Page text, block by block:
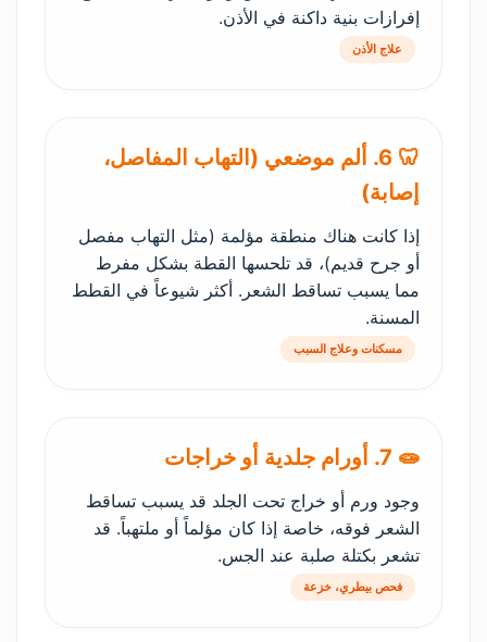
إفرازات بنية داكنة في الأذن.
علاج الأذن
🦷 6. ألم موضعي (التهاب المفاصل،
إصابة)
إذا كانت هناك منطقة مؤلمة (مثل التهاب مفصل
أو جرح قديم)، قد تلحسها القطة بشكل مفرط
مما يسبب تساقط الشعر. أكثر شيوعاً في القطط
المسنة.
مسكنات وعلاج السبب
🧫 7. أورام جلدية أو خراجات
وجود ورم أو خراج تحت الجلد قد يسبب تساقط
الشعر فوقه، خاصة إذا كان مؤلماً أو ملتهباً. قد
تشعر بكتلة صلبة عند الجس.
فحص بيطري، خزعة